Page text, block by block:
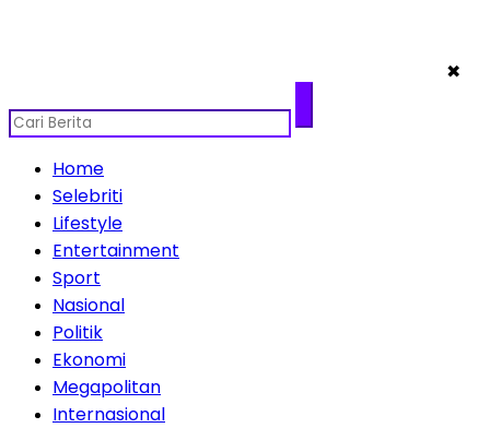
✖
Home
Selebriti
Lifestyle
Entertainment
Sport
Nasional
Politik
Ekonomi
Megapolitan
Internasional